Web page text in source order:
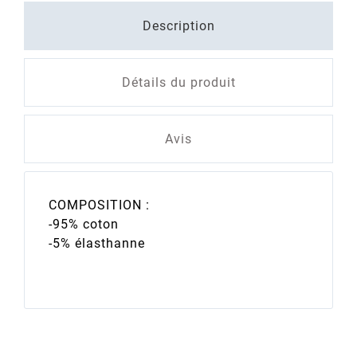
Description
Détails du produit
Avis
COMPOSITION :
-95% coton
-5% élasthanne